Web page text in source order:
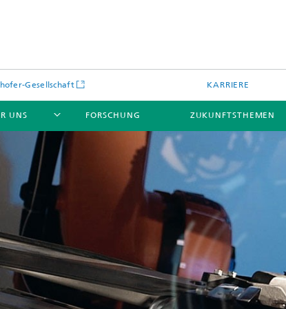
Gesellschaft KARRIERE
UNS FORSCHUNG ZUKUNFTSTHEMEN